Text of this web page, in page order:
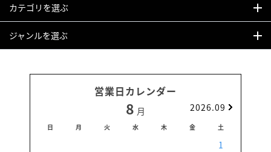
カテゴリを選ぶ
ジャンルを選ぶ
営業日カレンダー
8 月 2026.09
日 月 火 水 木 金 土
1